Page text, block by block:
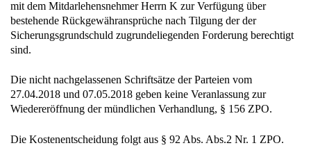
bestehende Rückgewähransprüche nach Tilgung der der
Sicherungsgrundschuld zugrundeliegenden Forderung berechtigt
sind.
27.04.2018 und 07.05.2018 geben keine Veranlassung zur
Wiedereröffnung der mündlichen Verhandlung, § 156 ZPO.